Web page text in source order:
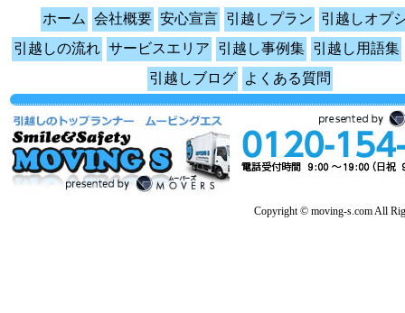
ホーム 会社概要 安心宣言 引越しプラン
引越しオプ
引越しの流れ サービスエリア 引越し事例集 引越し用語集
引越しブログ
よくある質問
Copyright © moving-s.com All